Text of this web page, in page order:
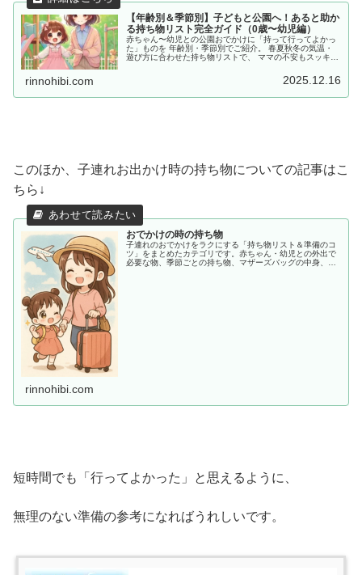
【年齢別＆季節別】子どもと公園へ！あると助か
る持ち物リスト完全ガイド（0歳〜幼児編）
赤ちゃん〜幼児との公園おでかけに「持って行ってよかっ
た」ものを 年齢別・季節別でご紹介。 春夏秋冬の気温・
遊び方に合わせた持ち物リストで、 ママの不安もスッキ
rinnohibi.com 2025.12.16
このほか、子連れお出かけ時の持ち物についての記事はこ
ちら↓
おでかけの時の持ち物
子連れのおでかけをラクにする「持ち物リスト＆準備のコ
ツ」をまとめたカテゴリです。赤ちゃん・幼児との外出で
必要な物、季節ごとの持ち物、マザーズバッグの中身、あ
rinnohibi.com
短時間でも「行ってよかった」と思えるように、
無理のない準備の参考になればうれしいです。